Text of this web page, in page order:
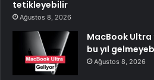
tetikleyebilir
Ağustos 8, 2026
MacBook Ultra
bu yıl
Ağustos 8, 2026